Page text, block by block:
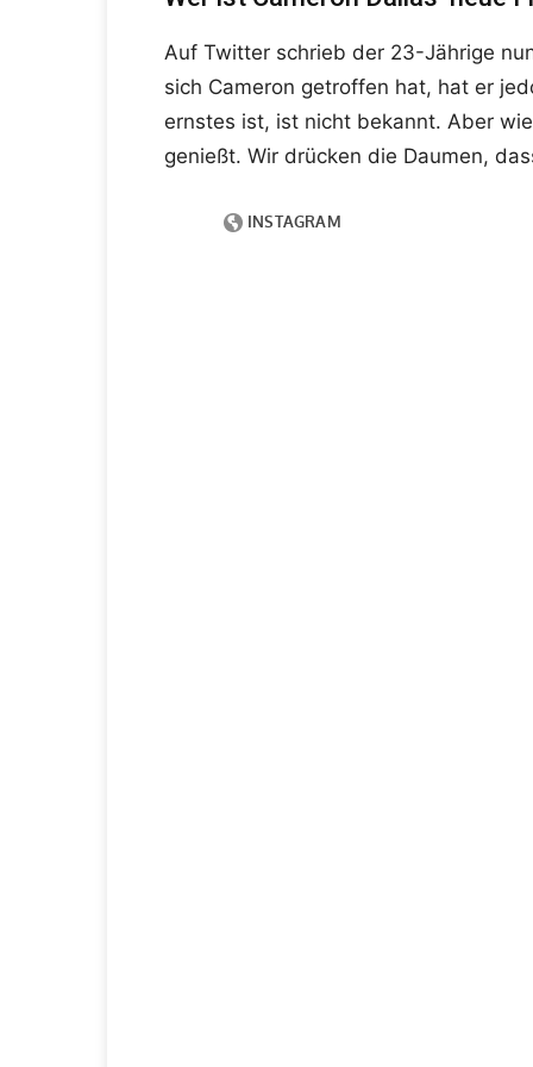
Auf Twitter schrieb der 23-Jährige
sich Cameron getroffen hat, hat er
ernstes ist, ist nicht bekannt. Aber
genießt. Wir drücken die Daumen,